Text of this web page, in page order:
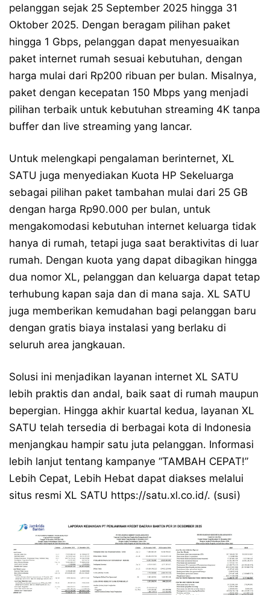
pelanggan sejak 25 September 2025 hingga 31
Oktober 2025. Dengan beragam pilihan paket
hingga 1 Gbps, pelanggan dapat menyesuaikan
paket internet rumah sesuai kebutuhan, dengan
harga mulai dari Rp200 ribuan per bulan. Misalnya,
paket dengan kecepatan 150 Mbps yang menjadi
pilihan terbaik untuk kebutuhan streaming 4K tanpa
buffer dan live streaming yang lancar.
Untuk melengkapi pengalaman berinternet, XL
SATU juga menyediakan Kuota HP Sekeluarga
sebagai pilihan paket tambahan mulai dari 25 GB
dengan harga Rp90.000 per bulan, untuk
mengakomodasi kebutuhan internet keluarga tidak
hanya di rumah, tetapi juga saat beraktivitas di luar
rumah. Dengan kuota yang dapat dibagikan hingga
dua nomor XL, pelanggan dan keluarga dapat tetap
terhubung kapan saja dan di mana saja. XL SATU
juga memberikan kemudahan bagi pelanggan baru
dengan gratis biaya instalasi yang berlaku di
seluruh area jangkauan.
Solusi ini menjadikan layanan internet XL SATU
lebih praktis dan andal, baik saat di rumah maupun
bepergian. Hingga akhir kuartal kedua, layanan XL
SATU telah tersedia di berbagai kota di Indonesia
menjangkau hampir satu juta pelanggan. Informasi
lebih lanjut tentang kampanye “TAMBAH CEPAT!”
Lebih Cepat, Lebih Hebat dapat diakses melalui
situs resmi XL SATU https://satu.xl.co.id/. (susi)